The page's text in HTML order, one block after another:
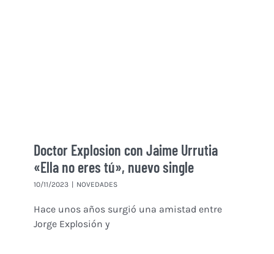
Doctor Explosion con Jaime Urrutia
«Ella no eres tú», nuevo single
10/11/2023 | NOVEDADES
Hace unos años surgió una amistad entre
Jorge Explosión y